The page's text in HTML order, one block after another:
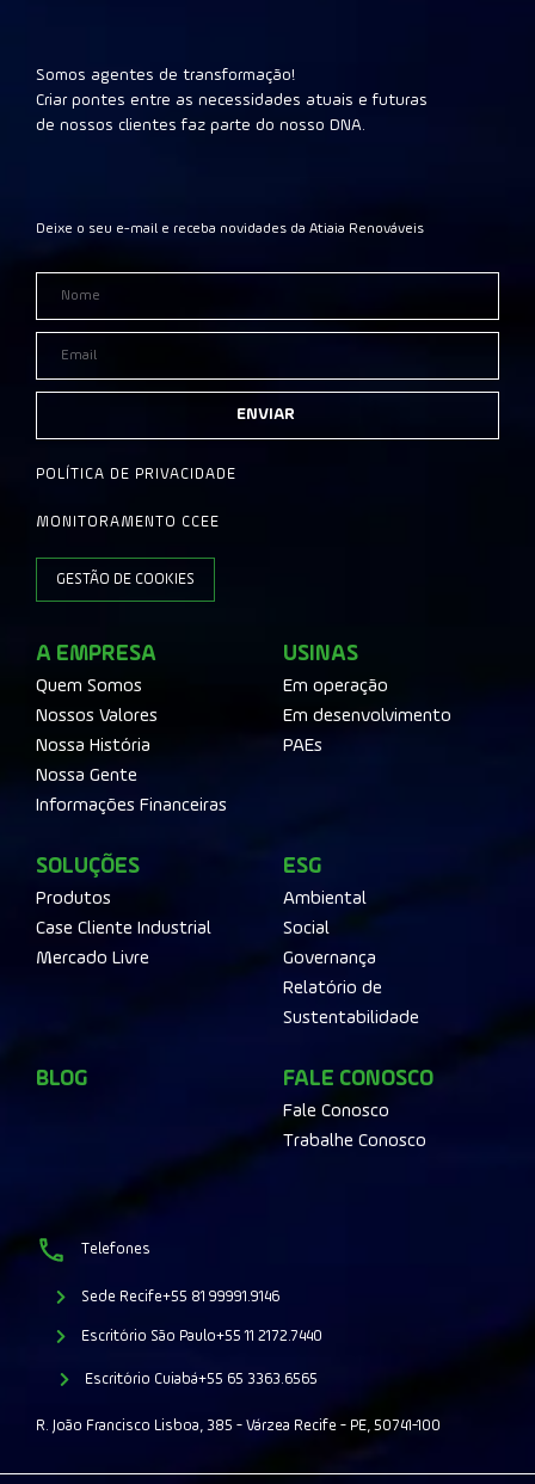
Somos agentes de transformação!
Criar pontes entre as necessidades atuais e futuras
de nossos clientes faz parte do nosso DNA.
Deixe o seu e-mail e receba novidades da Atiaia Renováveis
ENVIAR
POLÍTICA DE PRIVACIDADE
MONITORAMENTO CCEE
GESTÃO DE COOKIES
A EMPRESA
Quem Somos
Nossos Valores
Nossa História
Nossa Gente
Informações Financeiras
USINAS
Em operação
Em desenvolvimento
PAEs
SOLUÇÕES
Produtos
Case Cliente Industrial
Mercado Livre
ESG
Ambiental
Social
Governança
Relatório de
Sustentabilidade
BLOG FALE CONOSCO
Fale Conosco
Trabalhe Conosco
Telefones
Sede Recife+55 81 99991.9146
Escritório São Paulo+55 11 2172.7440
Escritório Cuiabá+55 65 3363.6565
R. João Francisco Lisboa, 385 - Várzea Recife - PE, 50741-100